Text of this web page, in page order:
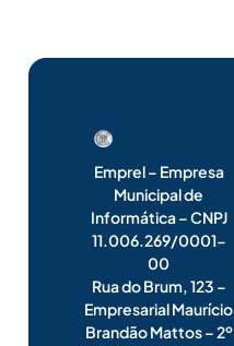
Emprel – Empresa
Municipal de
Informática – CNPJ
11.006.269/0001-
00
Rua do Brum, 123 –
Empresarial Maurício
Brandão Mattos – 2º